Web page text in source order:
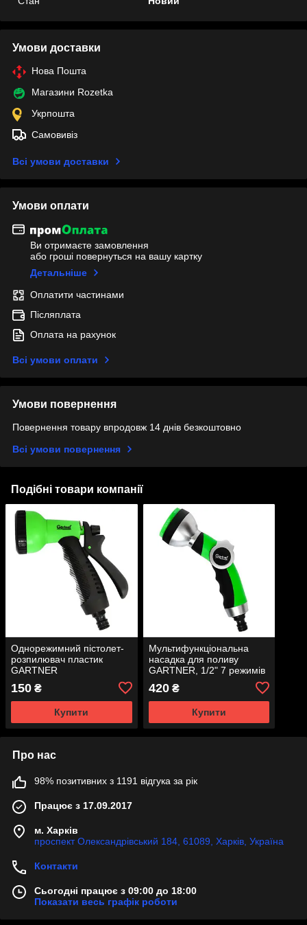
Умови доставки
Нова Пошта
Магазини Rozetka
Укрпошта
Самовивіз
Всі умови доставки
Умови оплати
Ви отримаєте замовлення
або гроші повернуться на вашу картку
Детальніше
Оплатити частинами
Післяплата
Оплата на рахунок
Всі умови оплати
Умови повернення
Повернення товару впродовж 14 днів безкоштовно
Всі умови повернення
Подібні товари компанії
Однорежимний пістолет-
розпилювач пластик
GARTNER
150 ₴
Купити
Мультифункціональна
насадка для поливу
GARTNER, 1/2" 7 режимів
420₴
Купити
Про нас
98% позитивних з 1191 відгука за рік
Працює з 17.09.2017
м. Харків
проспект Олександрівський 184, 61089, Харків, Україна
Контакти
Сьогодні працює з 09:00 до 18:00
Показати весь графік роботи